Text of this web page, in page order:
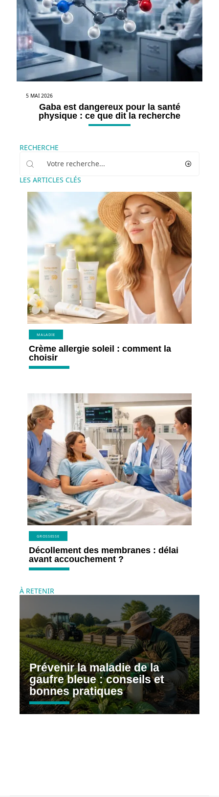
5 MAI 2026
Gaba est dangereux pour la santé
physique : ce que dit la recherche
RECHERCHE
LES ARTICLES CLÉS
MALADIE
Crème allergie soleil : comment la
choisir
GROSSESSE
Décollement des membranes : délai
avant accouchement ?
À RETENIR
Prévenir la maladie de la
gaufre bleue : conseils et
bonnes pratiques